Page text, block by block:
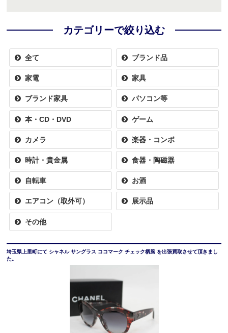
カテゴリーで絞り込む
全て ブランド品
家電 家具
ブランド家具 パソコン等
本・CD・DVD ゲーム
カメラ 楽器・コンボ
時計・貴金属 食器・陶磁器
自転車 お酒
エアコン（取外可） 展示品
その他
埼玉県上里町にて シャネル サングラス ココマーク チェック柄風 を出張買取させて頂きまし
た。